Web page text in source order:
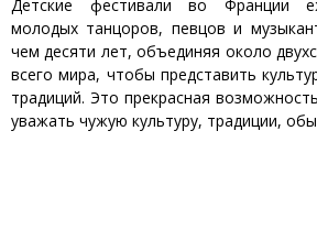
Детские фестивали во Франции
молодых танцоров, певцов и
чем десяти лет, объединяя около
всего мира, чтобы представить
традиций. Это прекрасная
уважать чужую культуру, традиции,